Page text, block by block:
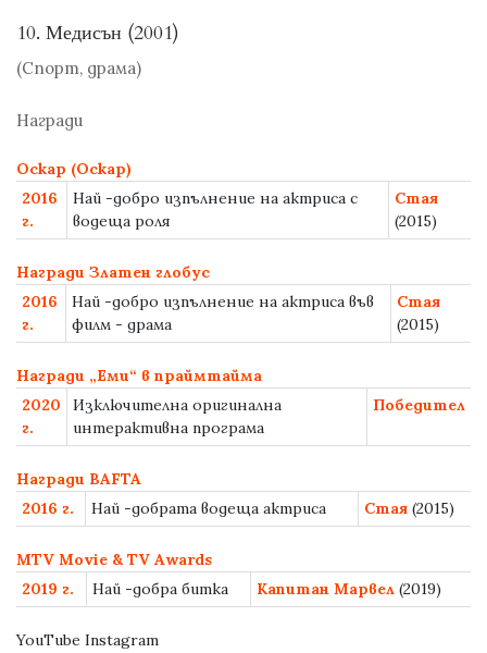
10. Медисън (2001)
(Спорт, драма)
Награди
Оскар (Оскар)
2016
г.
Най -добро изпълнение на актриса с
водеща роля
Стая
(2015)
Награди Златен глобус
2016
г.
Най -добро изпълнение на актриса във
филм - драма
Стая
(2015)
Награди „Еми“ в праймтайма
2020
г.
Изключителна оригинална
интерактивна програма
Победител
Награди BAFTA
2016 г.
Най -добрата водеща актриса Стая (2015)
MTV Movie & TV Awards
2019 г.
Най -добра битка Капитан Марвел (2019)
YouTube Instagram